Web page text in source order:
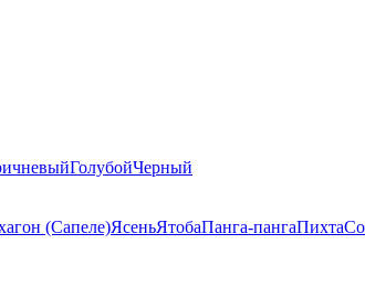
ГолубойЧерный
(Сапеле)ЯсеньЯтобаПанга-пангаПихта